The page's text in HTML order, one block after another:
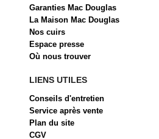
Garanties Mac Douglas
La Maison Mac Douglas
Nos cuirs
Espace presse
Où nous trouver
LIENS UTILES
Conseils d'entretien
Service après vente
Plan du site
CGV